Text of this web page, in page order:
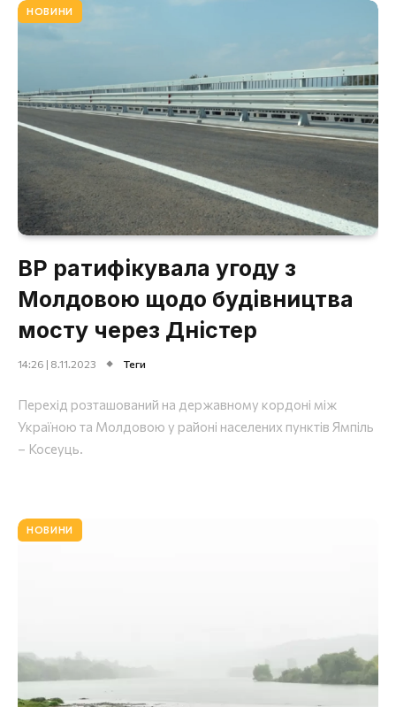
НОВИНИ
ВР ратифікувала угоду з
Молдовою щодо будівництва
мосту через Дністер
14:26 | 8.11.2023 Теги
Перехід розташований на державному кордоні між
Україною та Молдовою у районі населених пунктів Ямпіль
– Косеуць.
НОВИНИ